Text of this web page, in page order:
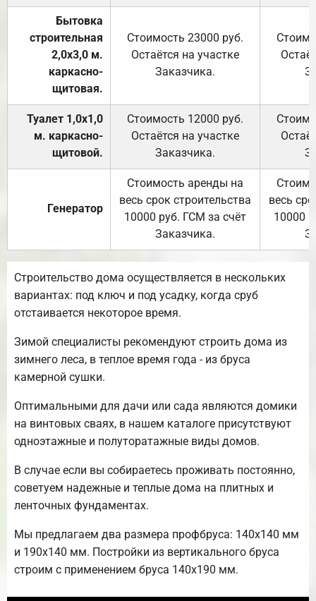
Бытовка
строительная
2,0х3,0 м.
каркасно-
щитовая.
Стоимость 23000 руб.
Остаётся на участке
Заказчика.
Туалет 1,0х1,0
м. каркасно-
щитовой.
Стоимость 12000 руб.
Остаётся на участке
Заказчика.
Генератор
Стоимость аренды на
весь срок строительства
10000 руб. ГСМ за счёт
Заказчика.
весь
10000
Строительство дома осуществляется в нескольких
вариантах: под ключ и под усадку, когда сруб
отстаивается некоторое время.
Зимой специалисты рекомендуют строить дома из
зимнего леса, в теплое время года - из бруса
камерной сушки.
Оптимальными для дачи или сада являются домики
на винтовых сваях, в нашем каталоге присутствуют
одноэтажные и полуторатажные виды домов.
В случае если вы собираетесь проживать постоянно,
советуем надежные и теплые дома на плитных и
ленточных фундаментах.
Мы предлагаем два размера профбруса: 140х140 мм
и 190х140 мм. Постройки из вертикального бруса
строим с применением бруса 140х190 мм.